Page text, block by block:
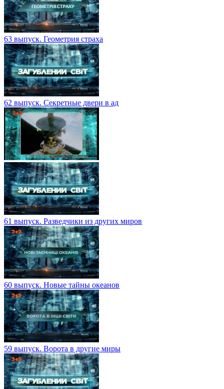
63 выпуск. Геометрия страха
62 выпуск. Секретные двери в ад
61 выпуск. Разведчики из других миров
60 выпуск. Новые тайны океанов
59 выпуск. Ворота в другие миры